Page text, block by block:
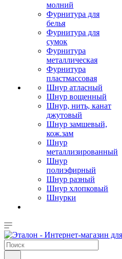
молний
Фурнитура для
белья
Фурнитура для
сумок
Фурнитура
металлическая
Фурнитура
пластмассовая
Шнур атласный
Шнур вощенный
Шнур, нить, канат
джутовый
Шнур замшевый,
кож.зам
Шнур
металлизированный
Шнур
полиэфирный
Шнур разный
Шнур хлопковый
Шнурки